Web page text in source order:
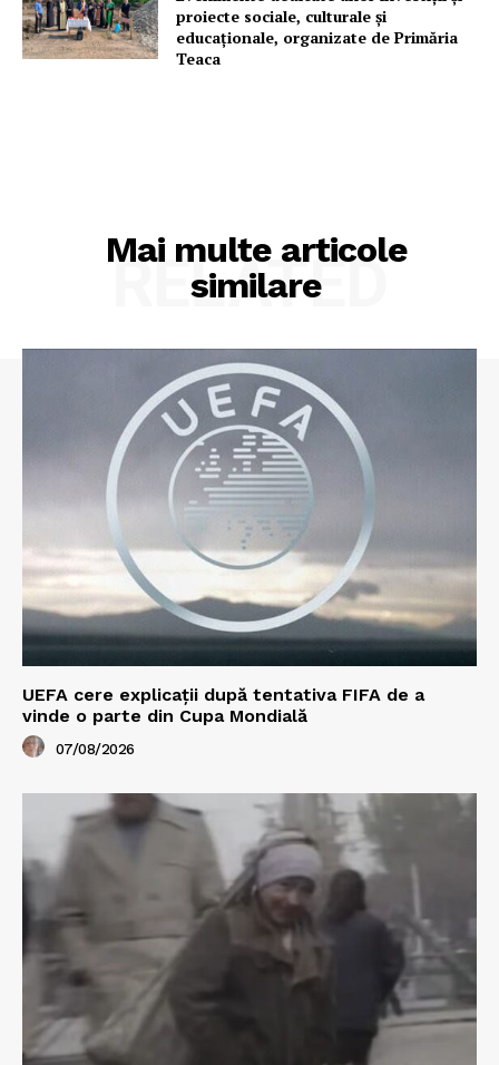
proiecte sociale, culturale și
educaționale, organizate de Primăria
Teaca
Mai multe articole
similare
RELATED
UEFA cere explicații după tentativa FIFA de a
vinde o parte din Cupa Mondială
07/08/2026